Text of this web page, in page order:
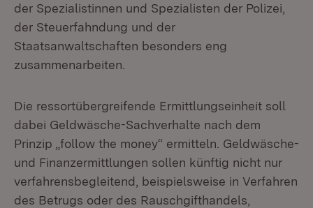
der Spezialistinnen und Spezialisten der Polizei,
der Steuerfahndung und der
Staatsanwaltschaften besonders eng
zusammenarbeiten.
Die ressortübergreifende Ermittlungseinheit soll
dabei Geldwäsche-Sachverhalte nach dem
Prinzip „follow the money“ ermitteln. Geldwäsche-
und Finanzermittlungen sollen künftig nicht nur
verfahrensbegleitend, beispielsweise in Verfahren
des Betrugs oder des Rauschgifthandels,